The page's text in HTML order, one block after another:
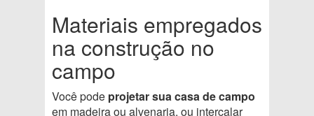
Materiais empregados
na construção no
campo
Você pode projetar sua casa de campo
em madeira ou alvenaria, ou intercalar